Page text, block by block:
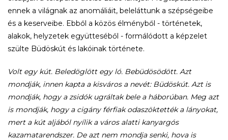
ennek a világnak az anomáliáit, beleláttunk a szépségeibe
és a keserveibe. Ebből a közös élményből - történetek,
alakok, helyzetek együtteséből - formálódott a képzelet
szülte Büdöskút és lakóinak története.
Volt egy kút. Beledöglött egy ló. Bebüdösödött. Azt
mondják, innen kapta a kisváros a nevét: Büdöskút. Azt is
mondják, hogy a zsidók ugráltak bele a háborúban. Meg azt
is mondják, hogy a cigány férfiak odaszöktették a lányokat,
mert a kút aljából nyílik a város alatti kanyargós
kazamatarendszer. De azt nem mondja senki, hova is